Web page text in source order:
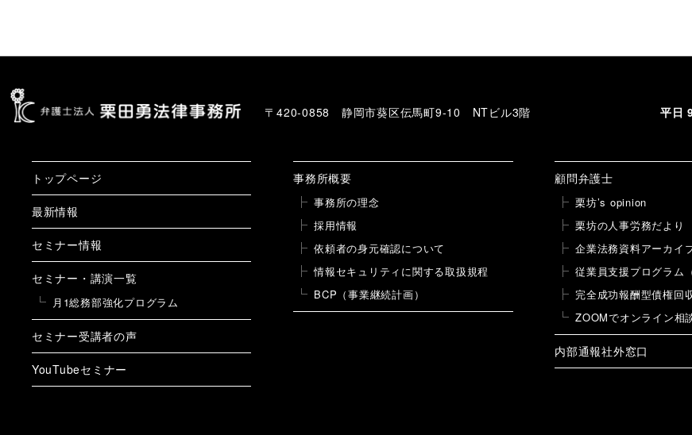
〒420-0858 静岡市葵区伝馬町9-10 NTビル3階 平日
トップページ
最新情報
セミナー情報
セミナー・講演一覧
月1総務部強化プログラム
セミナー受講者の声
YouTubeセミナー
事務所概要
事務所の理念
採用情報
依頼者の身元確認について
情報セキュリティに関する取扱規程
BCP（事業継続計画）
顧問弁護士
栗坊’s opinion
栗坊の人事労務だより
企業法務資料アーカイ
従業員支援プログラム
完全成功報酬型債権回
ZOOMでオンライン相
内部通報社外窓口